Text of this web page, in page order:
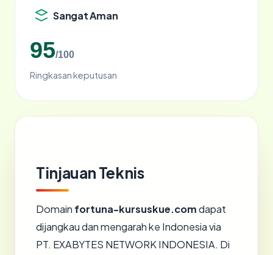
Sangat Aman
95/100
Ringkasan keputusan
Tinjauan Teknis
Domain fortuna-kursuskue.comdapat
dijangkau dan mengarah ke Indonesia via
PT. EXABYTES NETWORK INDONESIA. Di